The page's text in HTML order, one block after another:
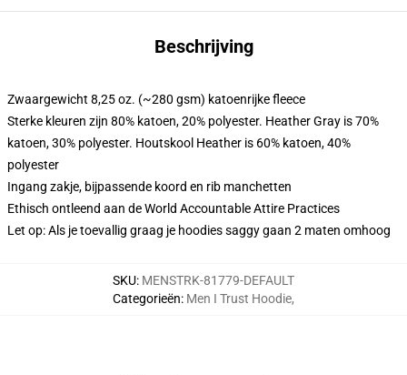
Beschrijving
Zwaargewicht 8,25 oz. (~280 gsm) katoenrijke fleece
Sterke kleuren zijn 80% katoen, 20% polyester. Heather Gray is 70%
katoen, 30% polyester. Houtskool Heather is 60% katoen, 40%
polyester
Ingang zakje, bijpassende koord en rib manchetten
Ethisch ontleend aan de World Accountable Attire Practices
Let op: Als je toevallig graag je hoodies saggy gaan 2 maten omhoog
SKU: MENSTRK-81779-DEFAULT
Categorieën: Men I Trust Hoodie,